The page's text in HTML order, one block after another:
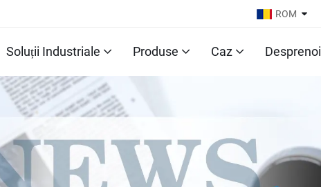
ROM
Soluții Industriale Produse Caz Desprenoi